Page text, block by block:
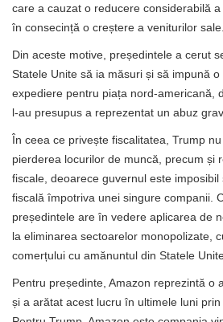
care a cauzat o reducere considerabilă
în consecință o creștere a veniturilor sale.
Din aceste motive, președintele a cerut
Statele Unite să ia măsuri și să impună
expediere pentru piața nord-americană,
l-au presupus a reprezentat un abuz
În ceea ce privește fiscalitatea, Trump
pierderea locurilor de muncă, precum și
fiscale, deoarece guvernul este imposibil
fiscală împotriva unei singure companii.
președintele are în vedere aplicarea de
la eliminarea sectoarelor monopolizate,
comerțului cu amănuntul din Statele
Pentru președinte, Amazon reprezintă o
și a arătat acest lucru în ultimele luni prin